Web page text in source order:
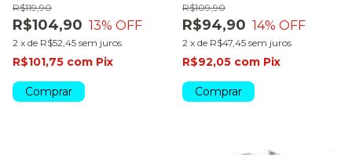
R$104,90
R$119,90
13% OFF
2 x de R$52,45 sem juros
R$101,75 com Pix
Comprar
R$94,90
R$109,90
14% OFF
2 x de R$47,45 sem juros
R$92,05 com Pix
Comprar